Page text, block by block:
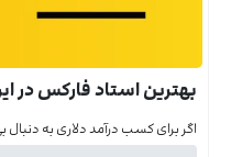
بهترین استاد فارکس در
اگر برای کسب درآمد دلاری به دنبال